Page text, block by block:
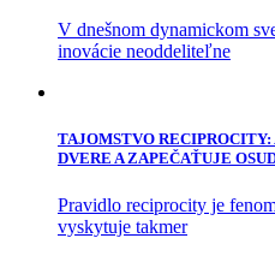
V dnešnom dynamickom
inovácie neoddeliteľne
TAJOMSTVO
DVERE A ZAPEČAŤUJE
Pravidlo reciprocity je
vyskytuje takmer